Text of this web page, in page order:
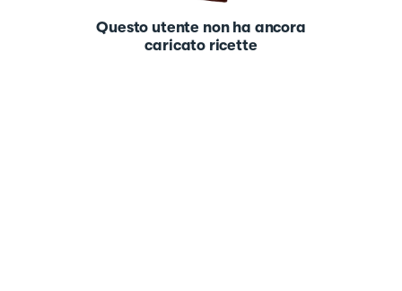
Questo utente non ha ancora
caricato ricette